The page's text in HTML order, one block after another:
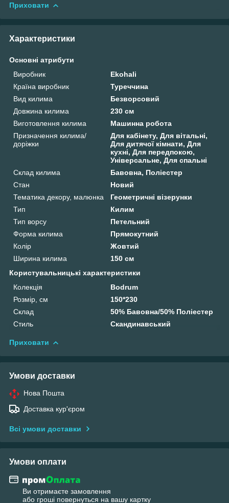
Приховати
Характеристики
Основні атрибути
Виробник
Ekohali
Країна виробник
Туреччина
Вид килима
Безворсовий
Довжина килима
230 см
Виготовлення килима
Машинна робота
Призначення килима/
доріжки
Для кабінету, Для вітальні,
Для дитячої кімнати, Для
кухні, Для передпокою,
Універсальне, Для спальні
Склад килима
Бавовна, Поліестер
Стан
Новий
Тематика декору, малюнка
Геометричні візерунки
Тип
Килим
Тип ворсу
Петельний
Форма килима
Прямокутний
Колір
Жовтий
Ширина килима
150 см
Користувальницькі характеристики
Колекція
Bodrum
Розмір, см
150*230
Склад
50% Бавовна/50% Поліестер
Стиль
Скандинавський
Приховати
Умови доставки
Нова Пошта
Доставка кур'єром
Всі умови доставки
Умови оплати
Ви отримаєте замовлення
або гроші повернуться на вашу картку